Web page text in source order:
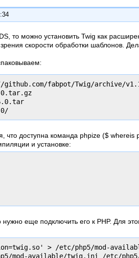
то можно установить Twig как
скорости обработки шаблонов.
fabpot/Twig/archive/
что доступна команда phpize ($
и установке:
еще подключить его к PHP. Для
> /etc/php5/mod-